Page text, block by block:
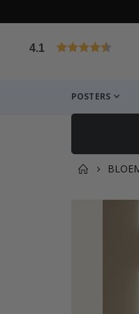
4.1
POSTERS
Dit